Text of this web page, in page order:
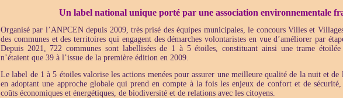
Un label national unique porté par une association environnementale
Organisé par l’ANPCEN depuis 2009, très prisé des équipes municipales, le concours Villes et
des communes et des territoires qui engagent des démarches volontaristes en vue d’améliorer par
Depuis 2021, 722 communes sont labellisées de 1 à 5 étoiles, constituant ainsi une trame
n’étaient que 39 à l’issue de la première édition en 2009.
Le label de 1 à 5 étoiles valorise les actions menées pour assurer une meilleure qualité de la nuit et de
en adoptant une approche globale qui prend en compte à la fois les enjeux de confort et de sécurité,
coûts économiques et énergétiques, de biodiversité et de relations avec les citoyens.